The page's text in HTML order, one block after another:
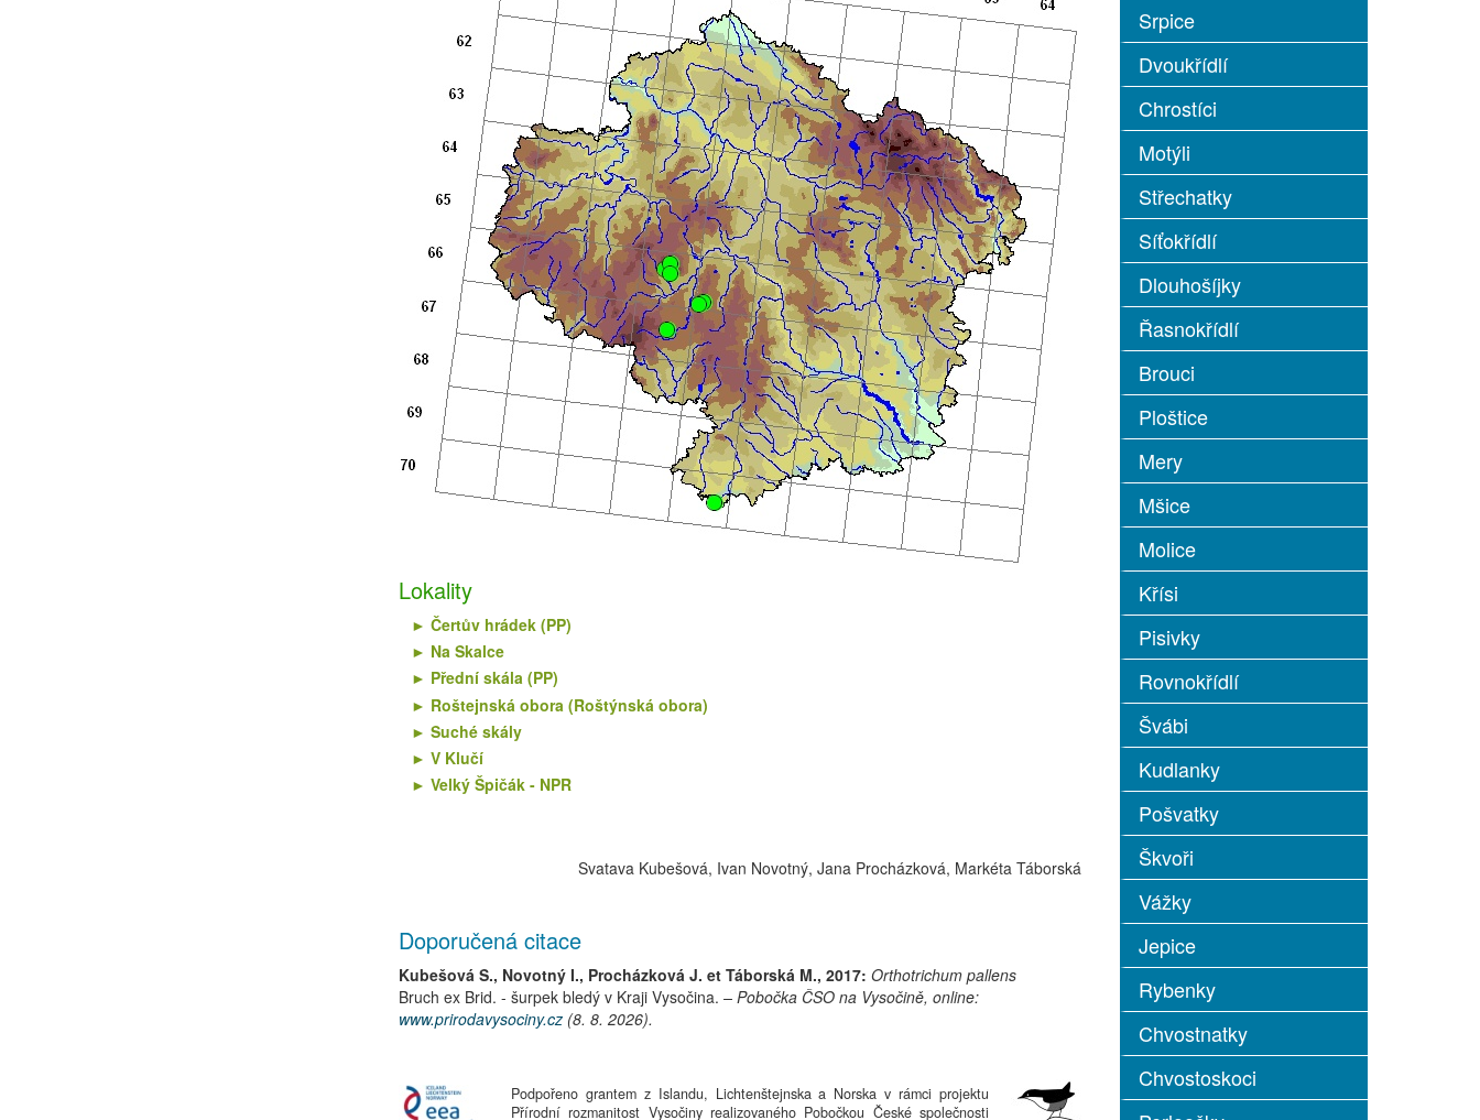
Srpice
Dvoukřídlí
Chrostíci
Motýli
Střechatky
Síťokřídlí
Dlouhošíjky
Řasnokřídlí
Brouci
Ploštice
Mery
Mšice
Molice
Křísi
Pisivky
Rovnokřídlí
Švábi
Kudlanky
Pošvatky
Škvoři
Vážky
Jepice
Rybenky
Chvostnatky
Chvostoskoci
Lokality
Čertův hrádek (PP)
Na Skalce
Přední skála (PP)
Roštejnská obora (Roštýnská obora)
Suché skály
V Klučí
Velký Špičák - NPR
Svatava Kubešová, Ivan Novotný, Jana Procházková, Markéta Táborská
Doporučená citace
Kubešová S., Novotný I., Procházková J. et Táborská M., 2017: Orthotrichum pallens
Bruch ex Brid. - šurpek bledý v Kraji Vysočina. – Pobočka ČSO na Vysočině, online:
www.prirodavysociny.cz (8. 8. 2026).
Podpořeno grantem z Islandu, Lichtenštejnska a Norska v rámci projektu
Přírodní rozmanitost Vysočiny realizovaného Pobočkou České společnosti